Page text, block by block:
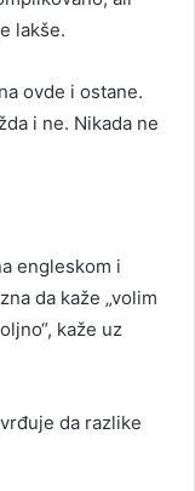
lakše.
ovde i ostane.
i ne. Nikada ne
engleskom i
da kaže „volim
kaže uz
da razlike